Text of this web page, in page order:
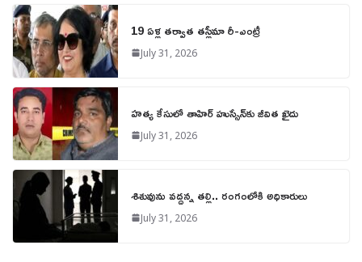
19 ఏళ్ల తర్వాత తస్లీమా రీ-ఎంట్రీ
July 31, 2026
హత్య కేసులో తాహిర్ హుస్సేన్‌కు జీవిత ఖైదు
July 31, 2026
శిశువును వద్దన్న తల్లి.. రంగంలోకి అధికారులు
July 31, 2026